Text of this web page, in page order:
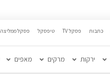
כתבות פסקל TV טיפסקל פסקל ממליצה
ירקות מרקים מאפים